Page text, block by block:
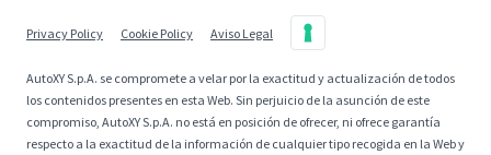
Privacy Policy Cookie Policy Aviso Legal
AutoXY S.p.A. se compromete a velar por la exactitud y actualización de todos
los contenidos presentes en esta Web. Sin perjuicio de la asunción de este
compromiso, AutoXY S.p.A. no está en posición de ofrecer, ni ofrece garantía
respecto a la exactitud de la información de cualquier tipo recogida en la Web y